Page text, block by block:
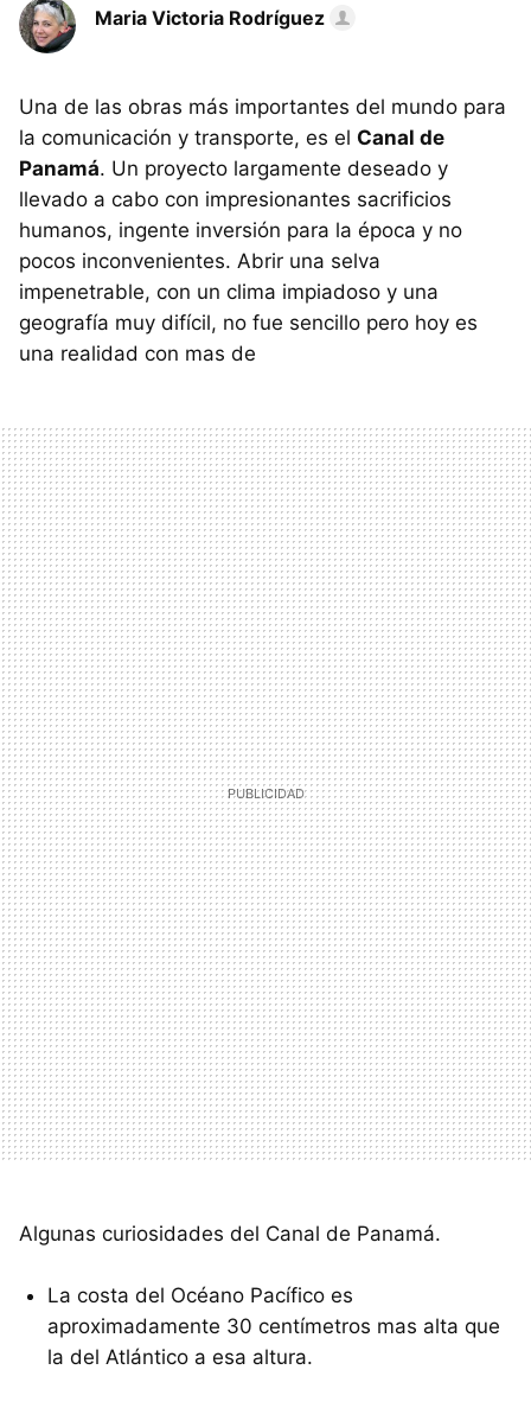
Maria Victoria Rodríguez
Una de las obras más importantes del mundo para
la comunicación y transporte, es el Canal de
Panamá. Un proyecto largamente deseado y
llevado a cabo con impresionantes sacrificios
humanos, ingente inversión para la época y no
pocos inconvenientes. Abrir una selva
impenetrable, con un clima impiadoso y una
geografía muy difícil, no fue sencillo pero hoy es
una realidad con mas de
Algunas curiosidades del Canal de Panamá.
La costa del Océano Pacífico es
aproximadamente 30 centímetros mas alta que
la del Atlántico a esa altura.